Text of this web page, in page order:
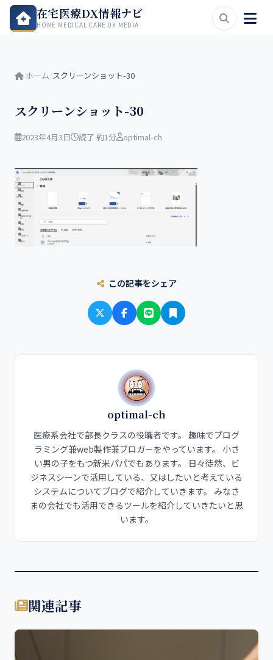
在宅医療DX情報ナビ
HOME MEDICAL CARE DX MEDIA
ホーム/スクリーンショット-30
スクリーンショット-30
2023年4月3日 読了 約1分 optimal-ch
この記事をシェア
optimal-ch
医療系会社で部長クラスの役職者です。 趣味でプログ
ラミング兼web製作兼ブロガーをやっています。 小さ
い男の子をもつ新米パパでもあります。 日々徒然、ビ
ジネスシーンで活用している、又はしたいと考えている
システムについてブログで紹介していきます。 みなさ
まの会社でも活用できるツールを紹介していきたいと思
います。
関連記事